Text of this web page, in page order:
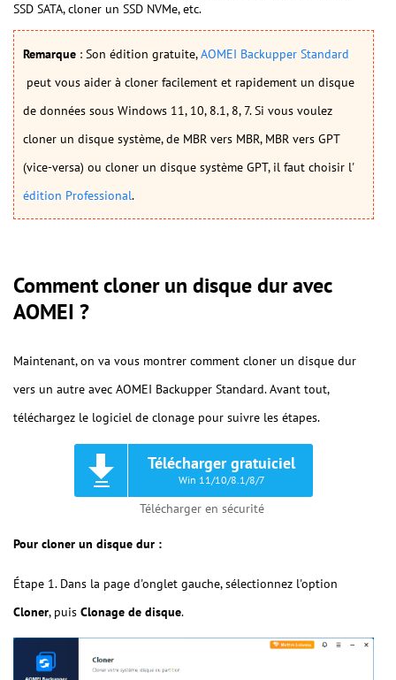
SSD SATA, cloner un SSD NVMe, etc.
Remarque : Son édition gratuite,AOMEI Backupper Standard
peut vous aider à cloner facilement et rapidement un disque
de données sous Windows 11, 10, 8.1, 8, 7. Si vous voulez
cloner un disque système, de MBR vers MBR, MBR vers GPT
(vice-versa) ou cloner un disque système GPT, il faut choisir l'
édition Professional.
Comment cloner un disque dur avec
AOMEI ?
Maintenant, on va vous montrer comment cloner un disque dur
vers un autre avec AOMEI Backupper Standard. Avant tout,
téléchargez le logiciel de clonage pour suivre les étapes.
Télécharger gratuiciel
Win 11/10/8.1/8/7
Télécharger en sécurité
Pour cloner un disque dur :
Étape 1. Dans la page d'onglet gauche, sélectionnez l'option
Cloner, puis Clonage de disque.